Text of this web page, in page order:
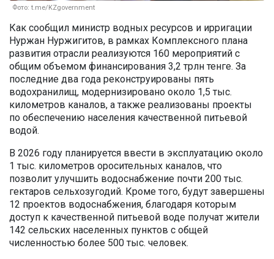
Фото: t.me/KZgovernment
Как сообщил министр водных ресурсов и ирригации
Нуржан Нуржигитов, в рамках Комплексного плана
развития отрасли реализуются 160 мероприятий с
общим объемом финансирования 3,2 трлн тенге. За
последние два года реконструированы пять
водохранилищ, модернизировано около 1,5 тыс.
километров каналов, а также реализованы проекты
по обеспечению населения качественной питьевой
водой.
В 2026 году планируется ввести в эксплуатацию около
1 тыс. километров оросительных каналов, что
позволит улучшить водоснабжение почти 200 тыс.
гектаров сельхозугодий. Кроме того, будут завершены
12 проектов водоснабжения, благодаря которым
доступ к качественной питьевой воде получат жители
142 сельских населенных пунктов с общей
численностью более 500 тыс. человек.